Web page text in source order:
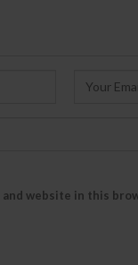
and website in this